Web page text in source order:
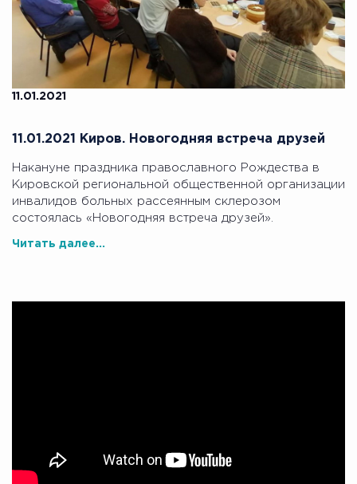
11.01.2021
11.01.2021 Киров. Новогодняя встреча друзей
Накануне праздника православного Рождества в
Кировской региональной общественной организации
инвалидов больных рассеянным склерозом
состоялась «Новогодняя встреча друзей».
Читать далее...